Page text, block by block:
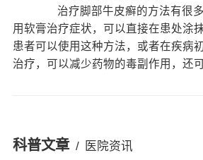
治疗脚部牛皮癣的方法有很多
用软膏治疗症状，可以直接在患处涂
患者可以使用这种方法，或者在疾病
治疗，可以减少药物的毒副作用，还
同时也可以选择口服药物治疗
治疗过程中，你需要根据不同类型的
科普文章 / 医院资讯